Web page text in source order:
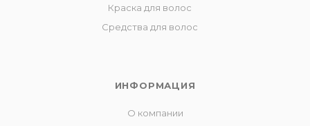
Краска для волос
Средства для волос
ИНФОРМАЦИЯ
О компании